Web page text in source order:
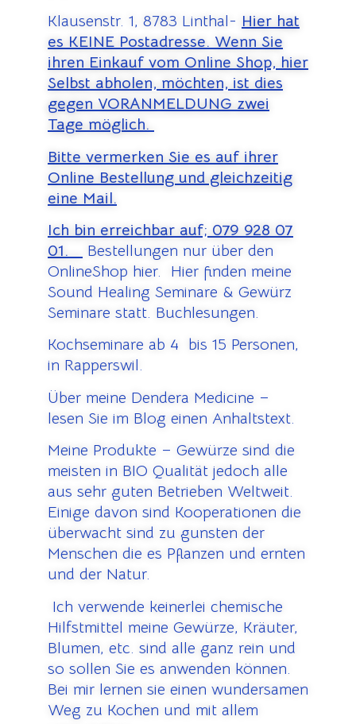
Klausenstr. 1, 8783 Linthal- Hier hat
es KEINE Postadresse. Wenn Sie
ihren Einkauf vom Online Shop, hier
Selbst abholen, möchten, ist dies
gegen VORANMELDUNG zwei
Tage möglich.
Bitte vermerken Sie es auf ihrer
Online Bestellung und gleichzeitig
eine Mail.
Ich bin erreichbar auf; 079 928 07
01.
Bestellungen nur über den
OnlineShop hier. Hier finden meine
Sound Healing Seminare & Gewürz
Seminare statt. Buchlesungen.
Kochseminare ab 4 bis 15 Personen,
in Rapperswil.
Über meine Dendera Medicine –
lesen Sie im Blog einen Anhaltstext.
Meine Produkte – Gewürze sind die
meisten in BIO Qualität jedoch alle
aus sehr guten Betrieben Weltweit.
Einige davon sind Kooperationen die
überwacht sind zu gunsten der
Menschen die es Pflanzen und ernten
und der Natur.
Ich verwende keinerlei chemische
Hilfstmittel meine Gewürze, Kräuter,
Blumen, etc. sind alle ganz rein und
so sollen Sie es anwenden können.
Bei mir lernen sie einen wundersamen
Weg zu Kochen und mit allem